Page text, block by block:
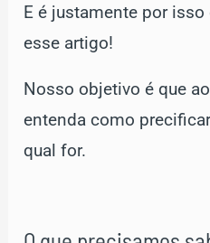
E é justamente por
esse artigo!
Nosso objetivo é que
entenda como
qual for.